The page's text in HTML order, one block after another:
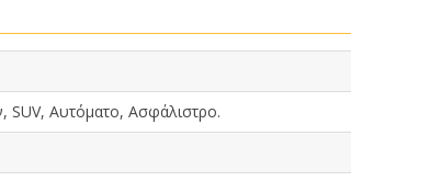
SUV, Αυτόματο, Ασφάλιστρο.